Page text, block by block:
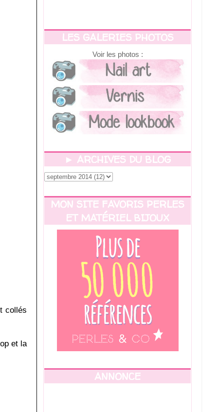
collés
et la
LES GALERIES PHOTOS
Voir les photos :
► ARCHIVES DU BLOG
MON SITE FAVORIS PERLES
ET MATÉRIEL BIJOUX
ANNONCE